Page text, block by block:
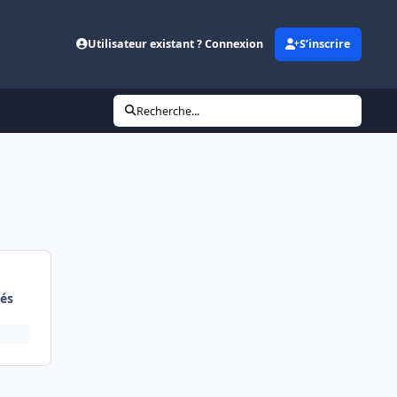
Utilisateur existant ? Connexion S’inscrire
Recherche...